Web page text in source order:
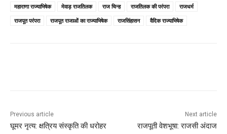
महाराणा राज्याभिषेक
मेवाड़ राजतिलक राज चिन्ह राजतिलक की परंपरा
राजधर्म
राजपूत परंपरा
राजपूत राजाओं का राज्याभिषेक राजसिंहासन वैदिक राज्याभिषेक
Previous article
घूमर नृत्य: क्षत्रिय संस्कृति की धरोहर
Next article
राजपूती वेशभूषा: राजसी अंदाज